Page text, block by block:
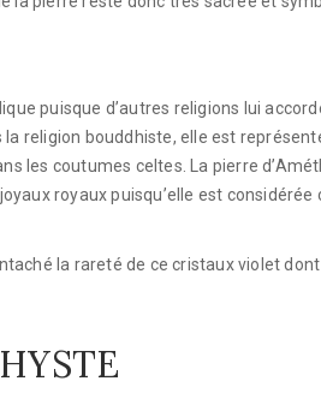
puisque d’autres religions lui
religion bouddhiste, elle est
les coutumes celtes. La pierre
royaux puisqu’elle est
la rareté de ce cristaux violet